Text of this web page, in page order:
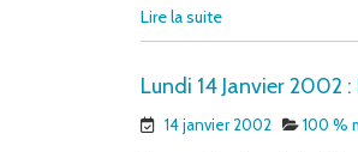
Lire la suite
Lundi 14 Janvier 2002
14 janvier 2002 100 %